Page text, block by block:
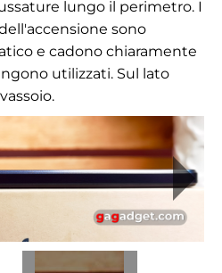
lungo il perimetro. I
sono
e cadono chiaramente
utilizzati. Sul lato